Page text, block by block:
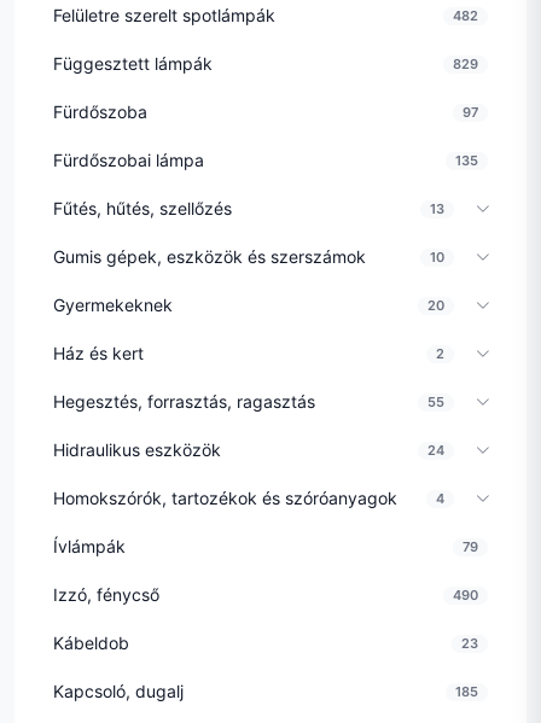
Felületre szerelt spotlámpák 482
Függesztett lámpák 829
Fürdőszoba 97
Fürdőszobai lámpa 135
Fűtés, hűtés, szellőzés 13
Gumis gépek, eszközök és szerszámok 10
Gyermekeknek 20
Ház és kert 2
Hegesztés, forrasztás, ragasztás 55
Hidraulikus eszközök 24
Homokszórók, tartozékok és szóróanyagok 4
Ívlámpák 79
Izzó, fénycső 490
Kábeldob 23
Kapcsoló, dugalj 185